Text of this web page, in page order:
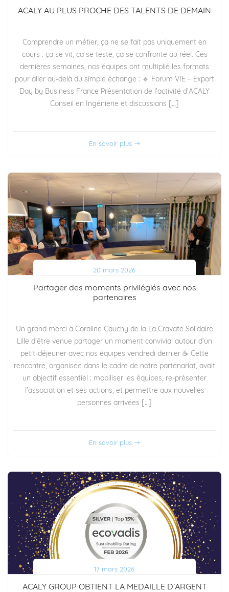
ACALY AU PLUS PROCHE DES TALENTS DE DEMAIN
Comprendre un métier, ça ne se fait pas uniquement en
cours : ça se vit, ça se teste, ça se confronte au réel. Ces
dernières semaines, nos équipes ont multiplié les formats
pour aller au-delà du simple échange : 🔹 Forum VIE – Export
Day by Business France Présentation de l’activité d’ACALY
Conseil en Ingénierie et discussions […]
En savoir plus
20 mars 2026
Partager des moments privilégiés avec nos
partenaires
Un grand merci à Coraline Cauchy de la La Cravate Solidaire
Lille d’être venue partager un moment convivial autour d’un
petit-déjeuner avec nos équipes vendredi dernier ☕ Cette
rencontre, organisée dans le cadre de notre partenariat, avait
un objectif essentiel : mobiliser les équipes, re-présenter
l’association et ses actions, et permettre aux nouvelles
personnes arrivées […]
En savoir plus
17 mars 2026
ACALY GROUP OBTIENT LA MEDAILLE D’ARGENT